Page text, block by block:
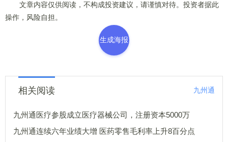
文章内容仅供阅读，不构成投资建议，请谨慎对待。投资者据此
操作，风险自担。
生成海报
相关阅读 九州通
九州通医疗参股成立医疗器械公司，注册资本5000万
九州通连续六年业绩大增 医药零售毛利率上升8百分点